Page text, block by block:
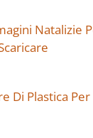
Natalizie
Di Plastica